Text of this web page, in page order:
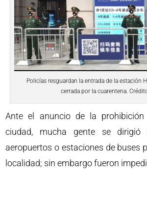
Policías resguardan la entrada de la estación
cerrada por la cuarentena.
Ante el anuncio de la
ciudad, mucha gente se
aeropuertos o estaciones de buses
localidad; sin embargo fueron